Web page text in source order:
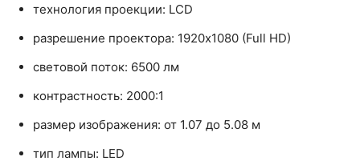
технология проекции: LCD
разрешение проектора: 1920x1080 (Full HD)
световой поток: 6500 лм
контрастность: 2000:1
размер изображения: от 1.07 до 5.08 м
тип лампы: LED